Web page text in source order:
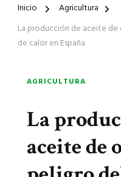
Inicio
Agricultura
La producción de aceite
de calor en España
AGRICULTURA
La
aceite de